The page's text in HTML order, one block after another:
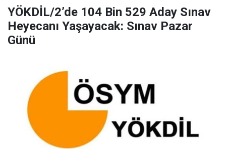
YÖKDİL/2’de 104 Bin 529 Aday Sınav
Heyecanı Yaşayacak: Sınav Pazar
Günü